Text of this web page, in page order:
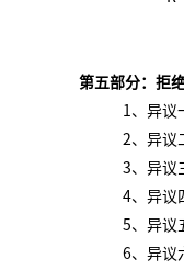
第五部分： 拒
1、异议
2、 异议
3、异议
4、异议
5、异议
6、异议